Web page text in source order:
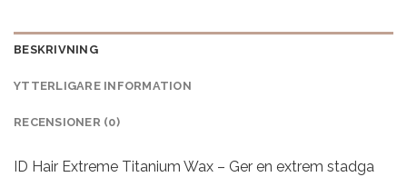
BESKRIVNING
YTTERLIGARE INFORMATION
RECENSIONER (0)
ID Hair Extreme Titanium Wax – Ger en extrem stadga